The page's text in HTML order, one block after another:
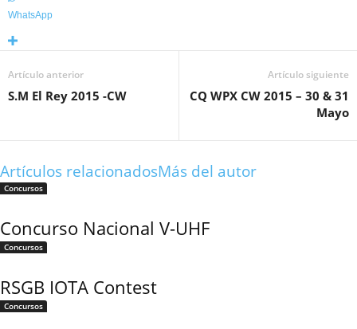
WhatsApp
Artículo anterior
S.M El Rey 2015 -CW
Artículo siguiente
CQ WPX CW 2015 – 30 & 31
Mayo
Artículos relacionadosMás del autor
Concursos
Concurso Nacional V-UHF
Concursos
RSGB IOTA Contest
Concursos